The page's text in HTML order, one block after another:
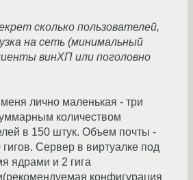
сколько пользователей,
на сеть (минимальный
винХП или поголовно
меня лично маленькая - три
количеством
в 150 штук. Объем почты -
гигов. Сервер в виртуалке под
ядрами и 2 гига
конфигурация